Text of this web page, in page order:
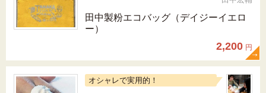
田中製粉エコバッグ（デイジーイエロ
ー）
2,200 円
オシャレで実用的！